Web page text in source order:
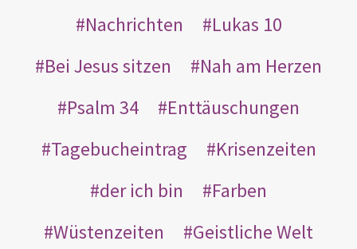
Nachrichten
Lukas 10
Bei Jesus sitzen
Nah am Herzen
Psalm 34
Enttäuschungen
Tagebucheintrag
Krisenzeiten
der ich bin
Farben
Wüstenzeiten
Geistliche Welt